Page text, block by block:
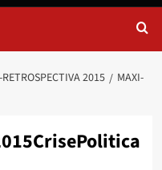
2015
MAXI-